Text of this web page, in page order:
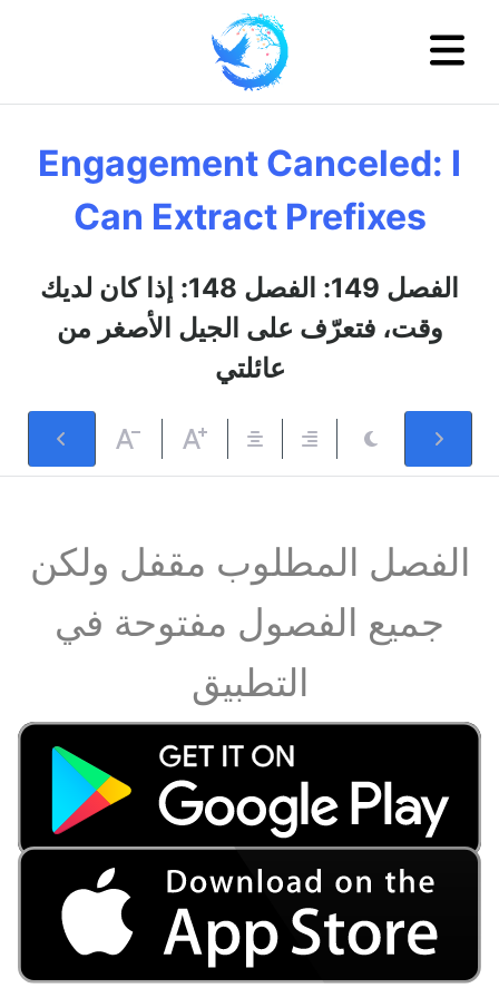
Engagement Canceled: I
Can Extract Prefixes
الفصل 149: الفصل 148: إذا كان لديك
وقت، فتعرّف على الجيل الأصغر من
عائلتي
الفصل المطلوب مقفل ولكن
جميع الفصول مفتوحة في
التطبيق